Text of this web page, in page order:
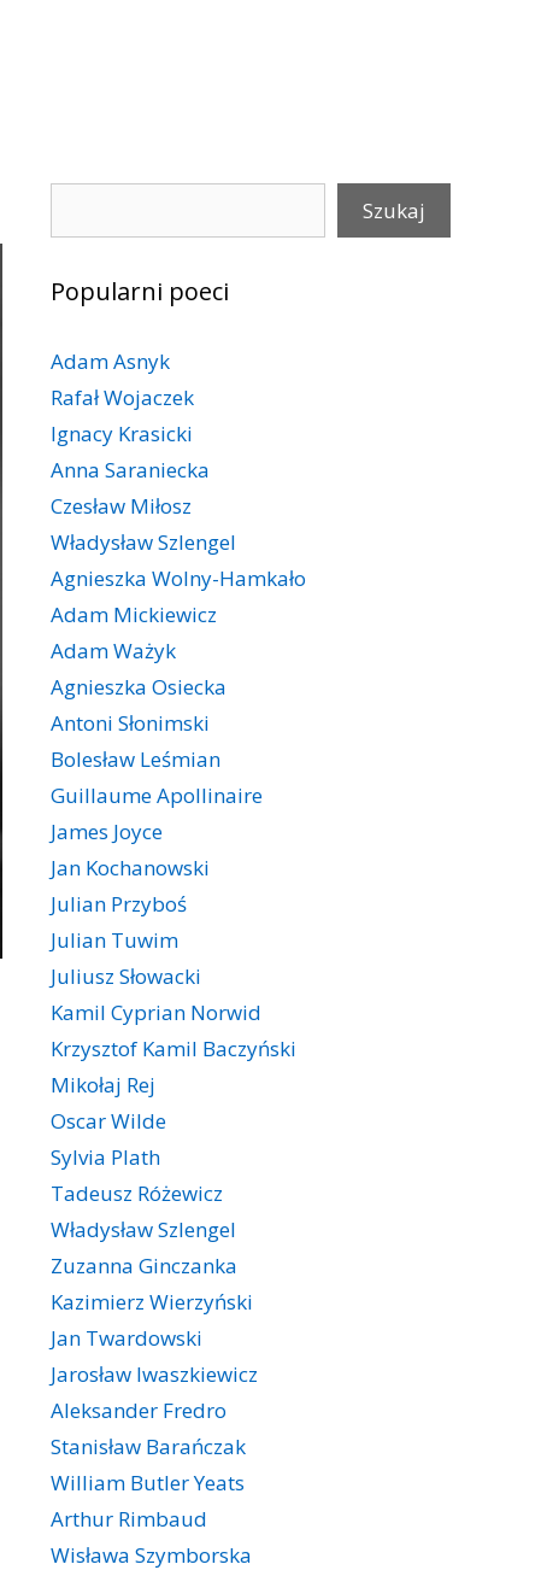
Szukaj
Popularni poeci
Adam Asnyk
Rafał Wojaczek
Ignacy Krasicki
Anna Saraniecka
Czesław Miłosz
Władysław Szlengel
Agnieszka Wolny-Hamkało
Adam Mickiewicz
Adam Ważyk
Agnieszka Osiecka
Antoni Słonimski
Bolesław Leśmian
Guillaume Apollinaire
James Joyce
Jan Kochanowski
Julian Przyboś
Julian Tuwim
Juliusz Słowacki
Kamil Cyprian Norwid
Krzysztof Kamil Baczyński
Mikołaj Rej
Oscar Wilde
Sylvia Plath
Tadeusz Różewicz
Władysław Szlengel
Zuzanna Ginczanka
Kazimierz Wierzyński
Jan Twardowski
Jarosław Iwaszkiewicz
Aleksander Fredro
Stanisław Barańczak
William Butler Yeats
Arthur Rimbaud
Wisława Szymborska